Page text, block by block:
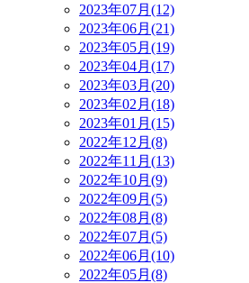
2023年07月(12)
2023年06月(21)
2023年05月(19)
2023年04月(17)
2023年03月(20)
2023年02月(18)
2023年01月(15)
2022年12月(8)
2022年11月(13)
2022年10月(9)
2022年09月(5)
2022年08月(8)
2022年07月(5)
2022年06月(10)
2022年05月(8)